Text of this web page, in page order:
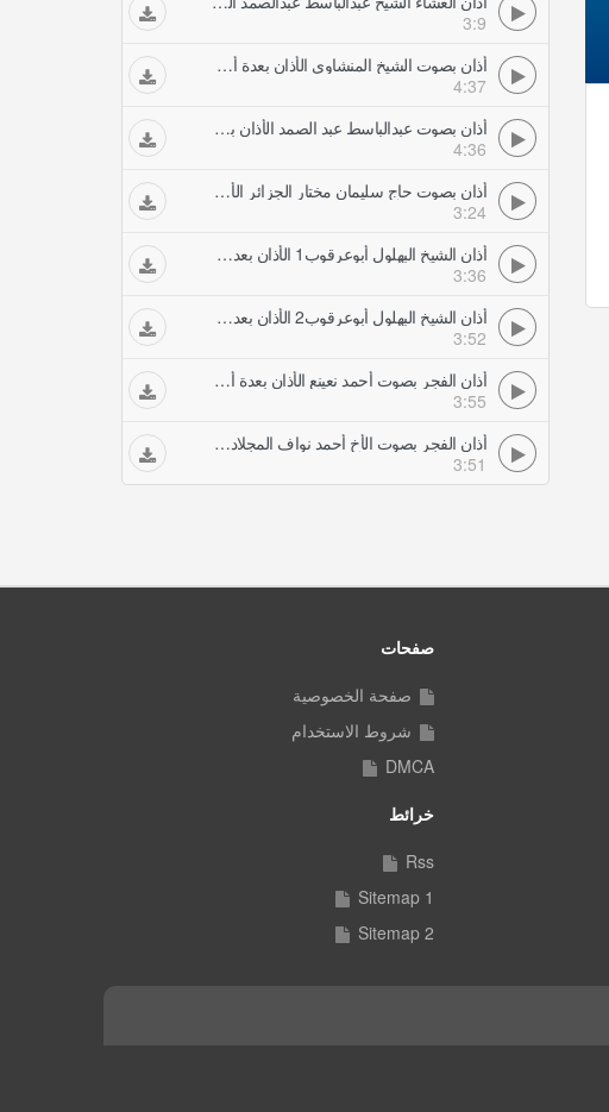
3:9
أذان بصوت الشيخ المنشاوي الأذان بعدة أصوات ندية
4:37
أذان بصوت عبدالباسط عبد الصمد الأذان بعدة أصوات ندية
4:36
أذان بصوت حاج سليمان مختار الجزائر الأذان بعدة أصوات ندية
3:24
أذان الشيخ البهلول أبوعرقوب1 الأذان بعدة أصوات ندية
3:36
أذان الشيخ البهلول أبوعرقوب2 الأذان بعدة أصوات ندية
3:52
أذان الفجر بصوت أحمد نعينع الأذان بعدة أصوات ندية
3:55
أذان الفجر بصوت الأخ أحمد نواف المجلاد الأذان بعدة أصوات ندية
3:51
صفحات
صفحة الخصوصية
شروط الاستخدام
DMCA
خرائط
Rss
Sitemap 1
Sitemap 2